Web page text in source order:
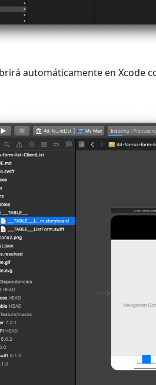
automáticamente en Xcode